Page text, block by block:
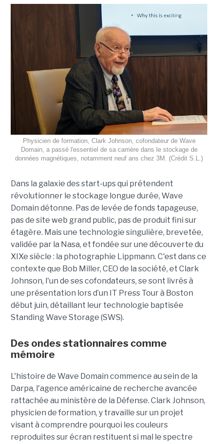
Physicien de formation, Clark Johnson, cofondateur de Wave
Domain, a passé l'essentiel de sa carrière dans le stockage de
données magnétiques, notamment neuf ans chez 3M. (Crédit S.L.)
Dans la galaxie des start-ups qui prétendent
révolutionner le stockage longue durée, Wave
Domain détonne. Pas de levée de fonds tapageuse,
pas de site web grand public, pas de produit fini sur
étagère. Mais une technologie singulière, brevetée,
validée par la Nasa, et fondée sur une découverte du
XIXe siècle : la photographie Lippmann. C'est dans ce
contexte que Bob Miller, CEO de la société, et Clark
Johnson, l'un de ses cofondateurs, se sont livrés à
une présentation lors d’un IT Press Tour à Boston
début juin, détaillant leur technologie baptisée
Standing Wave Storage (SWS).
Des ondes stationnaires comme
mémoire
L'histoire de Wave Domain commence au sein de la
Darpa, l'agence américaine de recherche avancée
rattachée au ministère de la Défense. Clark Johnson,
physicien de formation, y travaille sur un projet
visant à comprendre pourquoi les couleurs
reproduites sur écran restituent si mal le spectre